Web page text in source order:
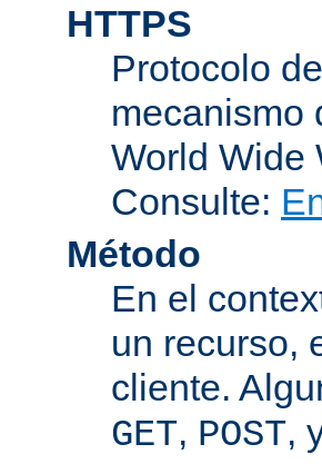
HTTPS
Protocolo
mecanismo
World Wide
Consulte:
Método
En el
un recurso,
cliente.
GET, POST,